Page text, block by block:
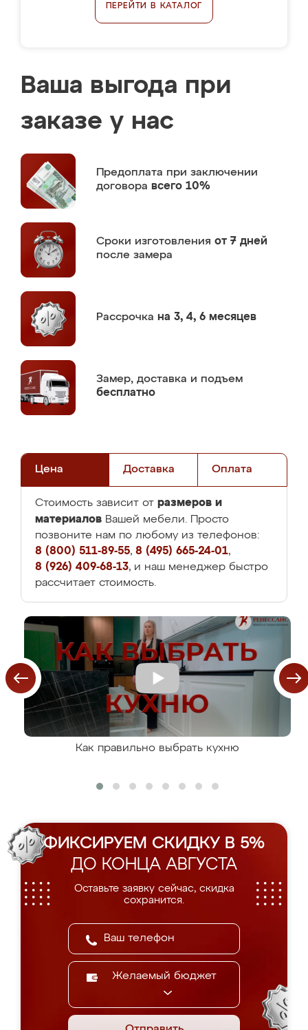
ПЕРЕЙТИ В КАТАЛОГ
Ваша выгода при
заказе у нас
Предоплата при заключении
договора всего 10%
Сроки изготовления от 7 дней
после замера
Рассрочка на 3, 4, 6 месяцев
Замер, доставка и подъем
бесплатно
Цена Доставка Оплата
Стоимость зависит от размеров и
материалов Вашей мебели. Просто
позвоните нам по любому из телефонов:
8 (800) 511-89-55, 8 (495) 665-24-01,
8 (926) 409-68-13, и наш менеджер быстро
рассчитает стоимость.
Как правильно выбрать кухню
ФИКСИРУЕМ СКИДКУ В 5%
ДО КОНЦА АВГУСТА
Оставьте заявку сейчас, скидка
сохранится.
Желаемый бюджет